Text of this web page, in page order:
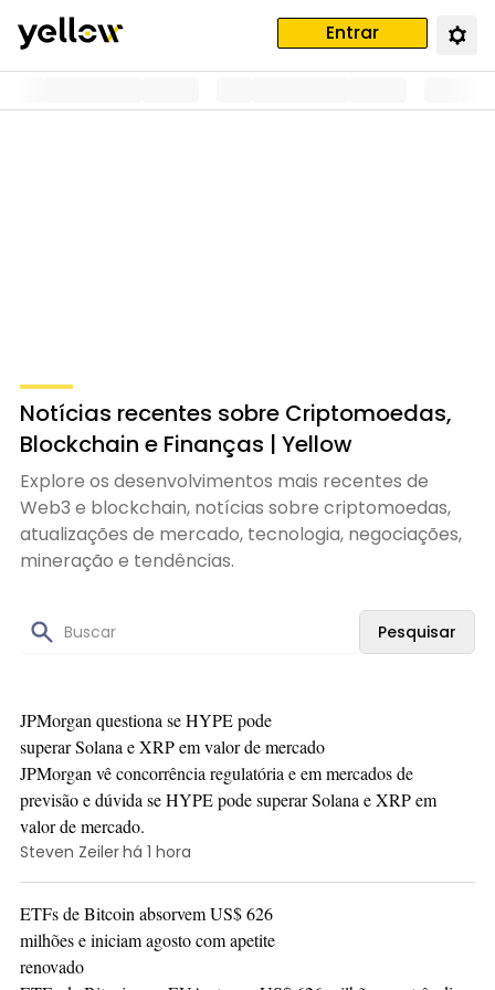
Entrar
Notícias recentes sobre Criptomoedas,
Blockchain e Finanças | Yellow
Explore os desenvolvimentos mais recentes de
Web3 e blockchain, notícias sobre criptomoedas,
atualizações de mercado, tecnologia, negociações,
mineração e tendências.
Pesquisar
JPMorgan questiona se HYPE pode
superar Solana e XRP em valor de mercado
JPMorgan vê concorrência regulatória e em mercados de
previsão e dúvida se HYPE pode superar Solana e XRP em
valor de mercado.
Steven Zeilerhá 1 hora
ETFs de Bitcoin absorvem US$ 626
milhões e iniciam agosto com apetite
renovado